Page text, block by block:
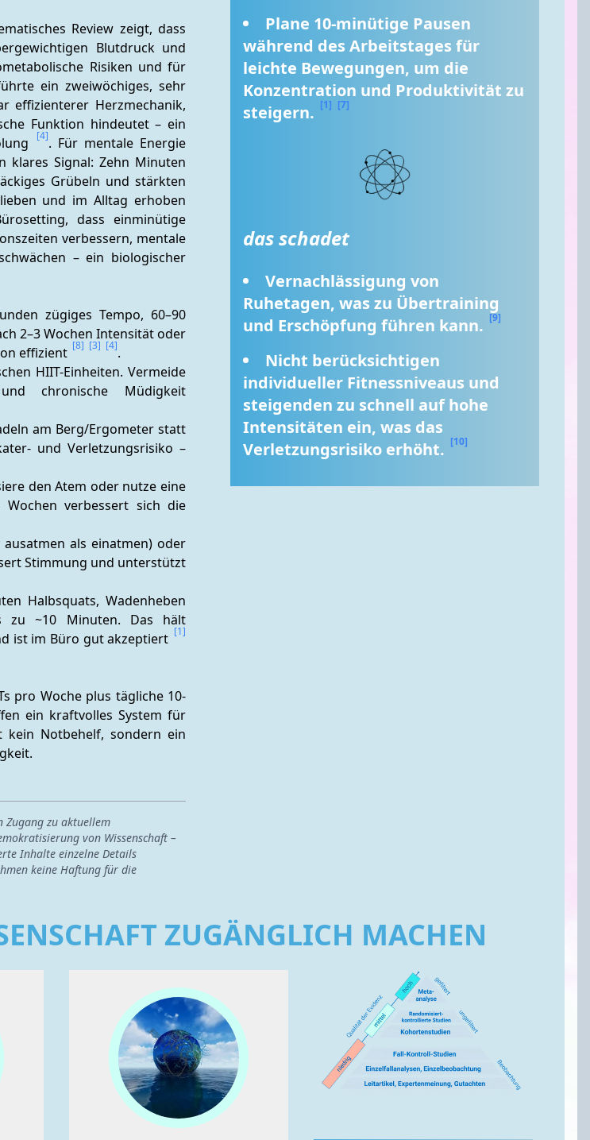
Review zeigt, dass
Blutdruck und
Risiken und für
ein zweiwöchiges, sehr
effizienterer Herzmechanik,
Funktion hindeutet – ein
[4]. Für mentale Energie
klares Signal: Zehn Minuten
Grübeln und stärkten
und im Alltag erhoben
dass einminütige
verbessern, mentale
– ein biologischer
zügiges Tempo, 60–90
2–3 Wochen Intensität oder
effizient [8] [3] [4].
HIIT-Einheiten. Vermeide
chronische Müdigkeit
am Berg/Ergometer statt
und Verletzungsrisiko –
den Atem oder nutze eine
verbessert sich die
ausatmen als einatmen) oder
Stimmung und unterstützt
Halbsquats, Wadenheben
zu ~10 Minuten. Das hält
ist im Büro gut akzeptiert [1]
pro Woche plus tägliche 10-
ein kraftvolles System für
kein Notbehelf, sondern ein
Zugang zu aktuellem
von Wissenschaft –
Inhalte einzelne Details
keine Haftung für die
Plane 10-minütige Pausen
während des Arbeitstages für
leichte Bewegungen, um die
Konzentration und Produktivität zu
steigern. [1] [7]
das schadet
Vernachlässigung von
Ruhetagen, was zu Übertraining
und Erschöpfung führen kann. [9]
Nicht berücksichtigen
individueller Fitnessniveaus und
steigenden zu schnell auf hohe
Intensitäten ein, was das
Verletzungsrisiko erhöht. [10]
ZUGÄNGLICH MACHEN